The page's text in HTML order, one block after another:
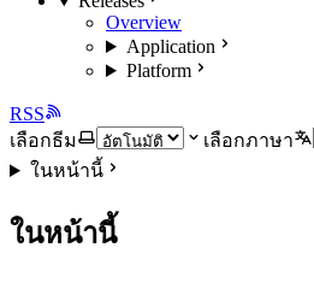
Overview
Application
Platform
RSS
เลือกธีม
เลือกภาษา
ในหน้านี้
ในหน้านี้